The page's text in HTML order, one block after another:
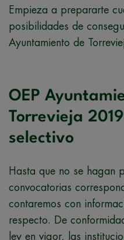
Empieza a prepararte
posibilidades de
Ayuntamiento de
OEP
Torrevieja
selectivo
Hasta que no se hagan
convocatorias
contaremos con
respecto. De
ley en vigor, las